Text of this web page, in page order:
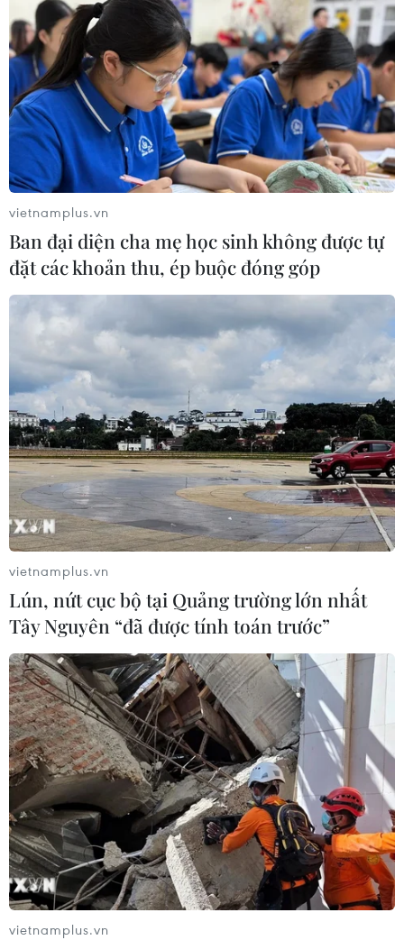
vietnamplus.vn
Ban đại diện cha mẹ học sinh không được tự
đặt các khoản thu, ép buộc đóng góp
vietnamplus.vn
Lún, nứt cục bộ tại Quảng trường lớn nhất
Tây Nguyên “đã được tính toán trước”
vietnamplus.vn